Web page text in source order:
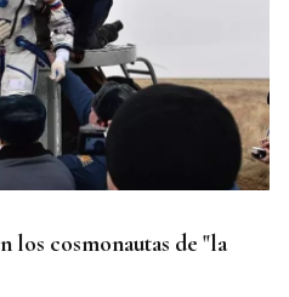
los cosmonautas de "la